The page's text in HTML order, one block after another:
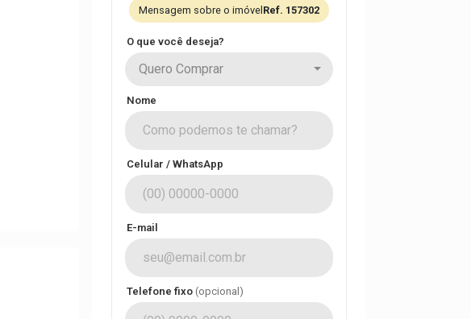
Mensagem sobre o imóvel Ref. 157302
O que você deseja?
Quero Comprar
Nome
Celular / WhatsApp
E-mail
Telefone fixo (opcional)